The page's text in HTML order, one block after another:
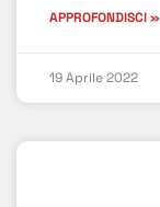
APPROFONDISCI »
19 Aprile 2022